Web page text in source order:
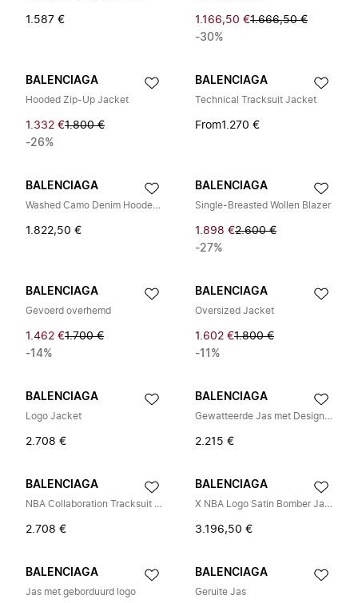
1.587 € 1.166,50 €1.666,50 €
-30%
BALENCIAGA
Hooded Zip-Up Jacket
1.332 €1.800 €
-26%
BALENCIAGA
Technical Tracksuit Jacket
From1.270 €
BALENCIAGA
Washed Camo Denim Hooded Shirt
1.822,50 €
BALENCIAGA
Single-Breasted Wollen Blazer
1.898 €2.600 €
-27%
BALENCIAGA
Gevoerd overhemd
1.462 €1.700 €
-14%
BALENCIAGA
Oversized Jacket
1.602 €1.800 €
-11%
BALENCIAGA
Logo Jacket
2.708 €
BALENCIAGA
Gewatteerde Jas met Designerlogo
2.215 €
BALENCIAGA
NBA Collaboration Tracksuit Jacket
2.708 €
BALENCIAGA
X NBA Logo Satin Bomber Jacket
3.196,50 €
BALENCIAGA
Jas met geborduurd logo
BALENCIAGA
Geruite Jas